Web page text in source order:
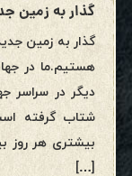
گذار به زمین
گذار به زمین
هستیم.ما در
دیگر در سراسر
شتاب گرفته
بیشتری هر روز
[…]